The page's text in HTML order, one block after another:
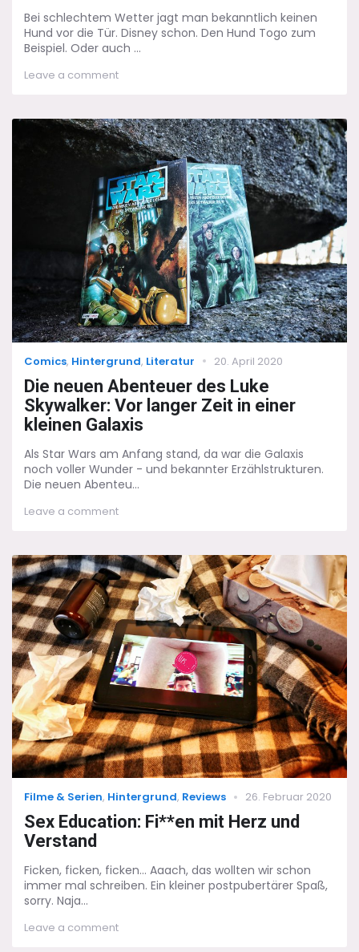
Bei schlechtem Wetter jagt man bekanntlich keinen
Hund vor die Tür. Disney schon. Den Hund Togo zum
Beispiel. Oder auch ...
Leave a commenton
Wolfsblut:
Das
Hund-
im-
Schnee-
Rennen
Categories
Comics, Hintergrund, Literatur
Posted
20. April 2020
Die neuen Abenteuer des Luke
Skywalker: Vor langer Zeit in einer
kleinen Galaxis
Als Star Wars am Anfang stand, da war die Galaxis
noch voller Wunder - und bekannter Erzählstrukturen.
Die neuen Abenteu...
Leave a commenton
Abenteuer
des
Luke
Skywalker:
Vor
langer
Zeit
in
einer
kleinen
Categories
Filme & Serien, Hintergrund, Reviews
Posted
26. Februar 2020
Sex Education: Fi**en mit Herz und
Verstand
Ficken, ficken, ficken... Aaach, das wollten wir schon
immer mal schreiben. Ein kleiner postpubertärer Spaß,
sorry. Naja...
Leave a commenton